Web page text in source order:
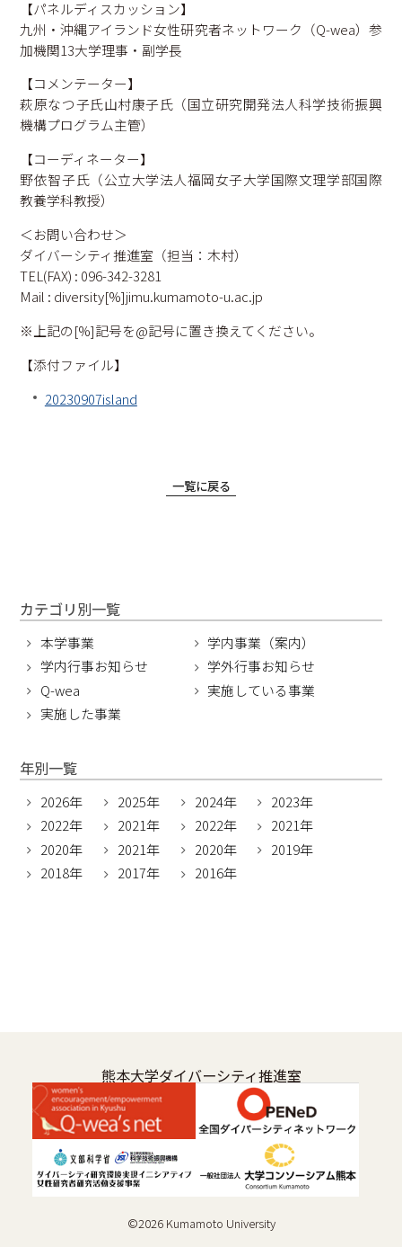
【パネルディスカッション】
九州・沖縄アイランド女性研究者ネットワーク（Q-wea）参
加機関13大学理事・副学長
【コメンテーター】
萩原なつ子氏山村康子氏（国立研究開発法人科学技術振興
機構プログラム主管）
【コーディネーター】
野依智子氏（公立大学法人福岡女子大学国際文理学部国際
教養学科教授）
＜お問い合わせ＞
ダイバーシティ推進室（担当：木村）
TEL(FAX) : 096-342-3281
Mail : diversity[%]jimu.kumamoto-u.ac.jp
※上記の[%]記号を@記号に置き換えてください。
【添付ファイル】
20230907island
一覧に戻る
カテゴリ別一覧
本学事業
学内事業（案内）
学内行事お知らせ
学外行事お知らせ
Q-wea
実施している事業
実施した事業
年別一覧
2026年 2025年 2024年
2023年
2022年
2021年 2022年
2021年
2020年
2021年 2020年
2019年
2018年
2017年 2016年
熊本大学ダイバーシティ推進室
©2026Kumamoto University